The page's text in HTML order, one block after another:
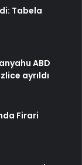
Tabela
ABD
ayrıldı
Firari